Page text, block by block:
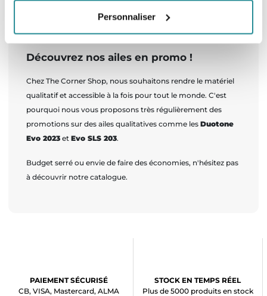
Personnaliser
RETOUR EN HAUT
Découvrez nos ailes en promo !
Chez The Corner Shop, nous souhaitons rendre le matériel
qualitatif et accessible à la fois pour tout le monde. C'est
pourquoi nous vous proposons très régulièrement des
promotions sur des ailes qualitatives comme les Duotone
Evo 2023 et Evo SLS 203.
Budget serré ou envie de faire des économies, n'hésitez pas
à découvrir notre catalogue.
PAIEMENT SÉCURISÉ
CB, VISA, Mastercard, ALMA
STOCK EN TEMPS RÉEL
Plus de 5000 produits en stock